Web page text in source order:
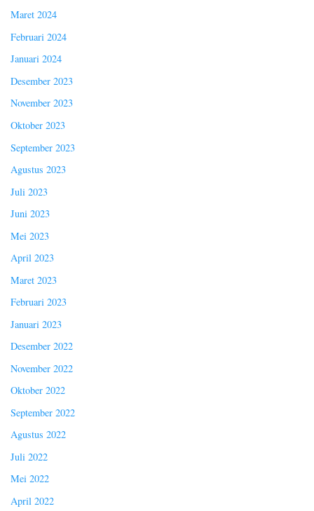
Maret 2024
Februari 2024
Januari 2024
Desember 2023
November 2023
Oktober 2023
September 2023
Agustus 2023
Juli 2023
Juni 2023
Mei 2023
April 2023
Maret 2023
Februari 2023
Januari 2023
Desember 2022
November 2022
Oktober 2022
September 2022
Agustus 2022
Juli 2022
Mei 2022
April 2022